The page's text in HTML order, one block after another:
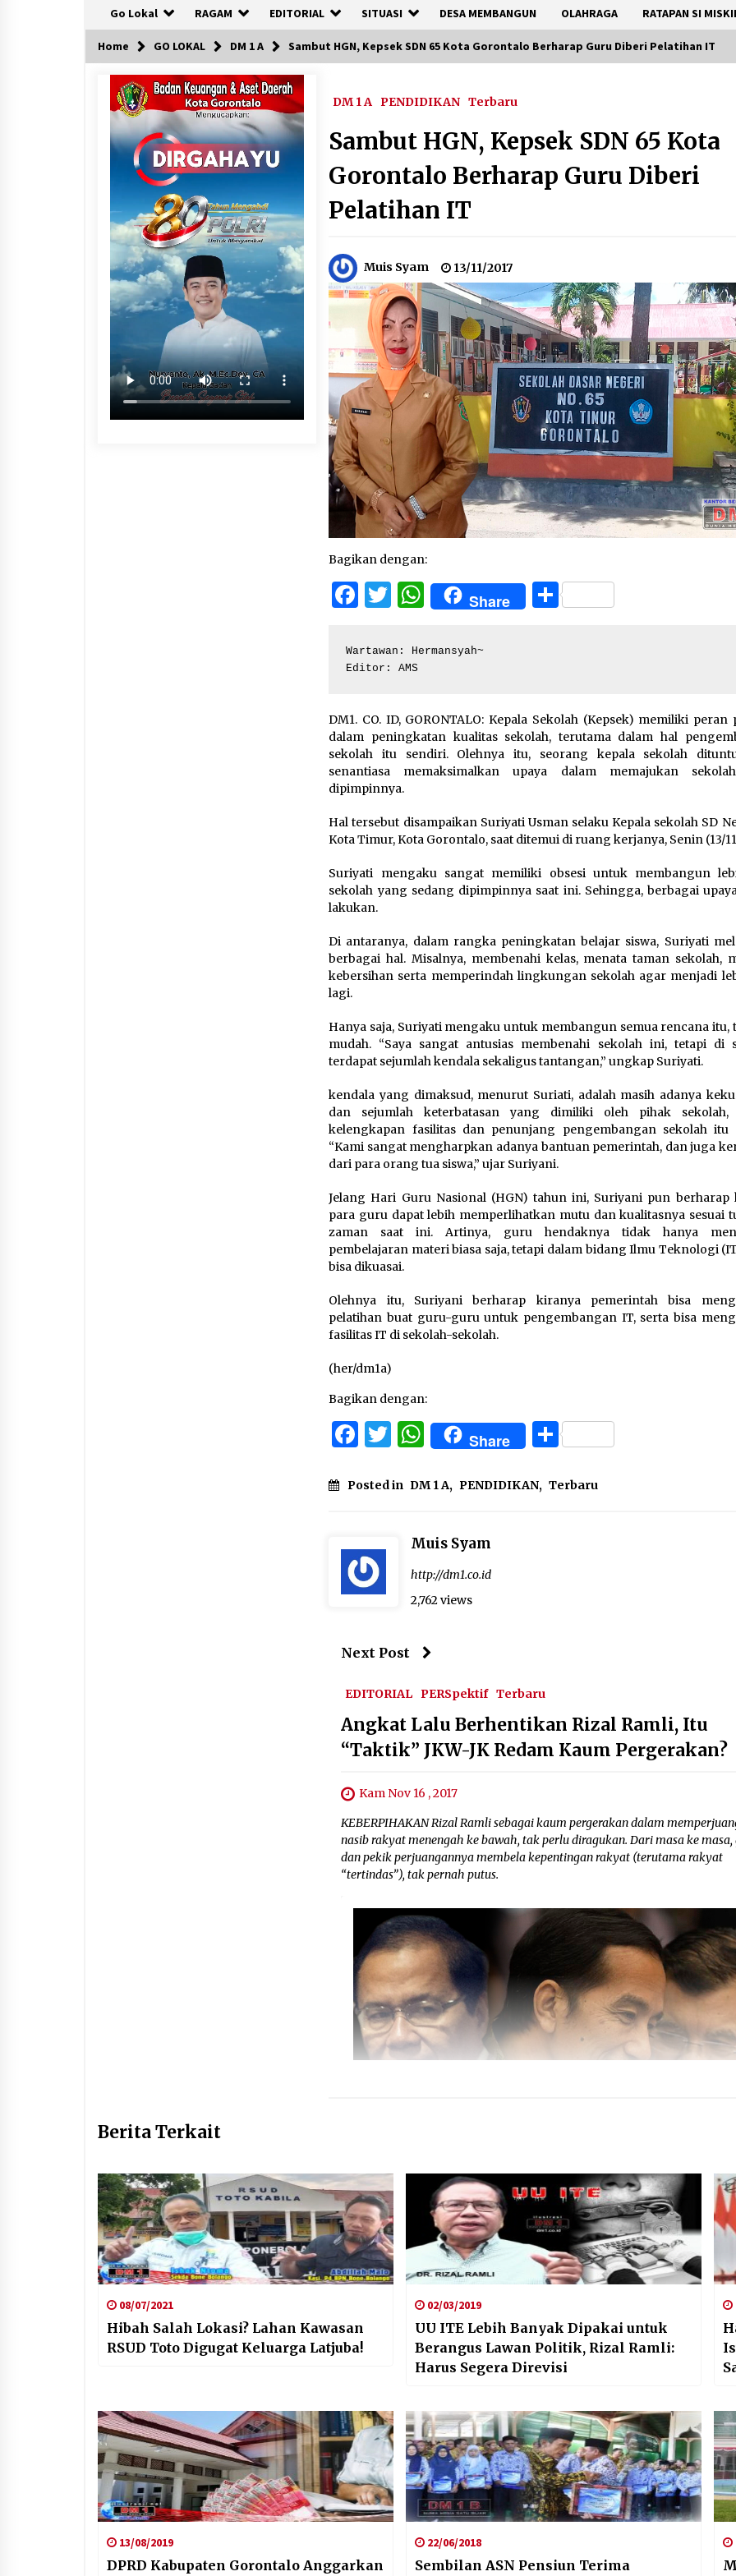
Go Lokal RAGAM EDITORIAL SITUASI DESA MEMBANGUN OLAHRAGA RATAPAN SI
Home GO LOKAL DM 1 A Sambut HGN, Kepsek SDN 65 Kota Gorontalo Berharap Guru Diberi Pelatihan IT
DM 1 A PENDIDIKAN Terbaru
Sambut HGN, Kepsek SDN 65 Kota
Gorontalo Berharap Guru Diberi
Pelatihan IT
Muis Syam 13/11/2017
Bagikan dengan:
Facebook
Twitter
WhatsApp
Share Share
Wartawan: Hermansyah~
Editor: AMS
DM1. CO. ID, GORONTALO: Kepala Sekolah (Kepsek) memiliki peran
dalam peningkatan kualitas sekolah, terutama dalam hal
sekolah itu sendiri. Olehnya itu, seorang kepala sekolah
senantiasa memaksimalkan upaya dalam memajukan
dipimpinnya.
Hal tersebut disampaikan Suriyati Usman selaku Kepala sekolah SD
Kota Timur, Kota Gorontalo, saat ditemui di ruang kerjanya, Senin (13/
Suriyati mengaku sangat memiliki obsesi untuk membangun
sekolah yang sedang dipimpinnya saat ini. Sehingga, berbagai
lakukan.
Di antaranya, dalam rangka peningkatan belajar siswa, Suriyati
berbagai hal. Misalnya, membenahi kelas, menata taman sekolah,
kebersihan serta memperindah lingkungan sekolah agar menjadi
lagi.
Hanya saja, Suriyati mengaku untuk membangun semua rencana itu,
mudah. “Saya sangat antusias membenahi sekolah ini, tetapi di
terdapat sejumlah kendala sekaligus tantangan,” ungkap Suriyati.
kendala yang dimaksud, menurut Suriati, adalah masih adanya
dan sejumlah keterbatasan yang dimiliki oleh pihak sekolah,
kelengkapan fasilitas dan penunjang pengembangan sekolah itu
“Kami sangat mengharpkan adanya bantuan pemerintah, dan juga
dari para orang tua siswa,” ujar Suriyani.
Jelang Hari Guru Nasional (HGN) tahun ini, Suriyani pun berharap
para guru dapat lebih memperlihatkan mutu dan kualitasnya sesuai
zaman saat ini. Artinya, guru hendaknya tidak hanya
pembelajaran materi biasa saja, tetapi dalam bidang Ilmu Teknologi
bisa dikuasai.
Olehnya itu, Suriyani berharap kiranya pemerintah bisa
pelatihan buat guru-guru untuk pengembangan IT, serta bisa
fasilitas IT di sekolah-sekolah.
(her/dm1a)
Bagikan dengan:
Facebook
Twitter
WhatsApp
Share Share
Posted in DM 1 A, PENDIDIKAN, Terbaru
Muis Syam
http://dm1.co.id
2,762 views
Next Post
EDITORIAL PERSpektif Terbaru
Angkat Lalu Berhentikan Rizal Ramli, Itu
“Taktik” JKW-JK Redam Kaum Pergerakan?
Kam Nov 16 , 2017
KEBERPIHAKAN Rizal Ramli sebagai kaum pergerakan dalam
nasib rakyat menengah ke bawah, tak perlu diragukan. Dari masa ke masa,
dan pekik perjuangannya membela kepentingan rakyat (terutama rakyat
“tertindas”), tak pernah putus.
Berita Terkait
08/07/2021
Hibah Salah Lokasi? Lahan Kawasan
RSUD Toto Digugat Keluarga Latjuba!
02/03/2019
UU ITE Lebih Banyak Dipakai untuk
Berangus Lawan Politik, Rizal Ramli:
Harus Segera Direvisi
13/08/2019
DPRD Kabupaten Gorontalo Anggarkan
22/06/2018
Sembilan ASN Pensiun Terima